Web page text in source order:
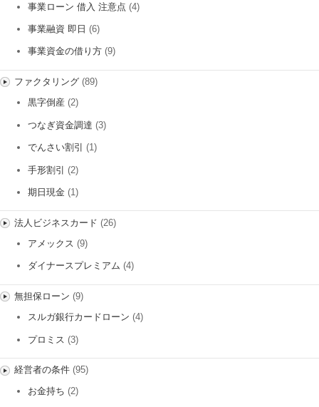
事業ローン 借入 注意点 (4)
事業融資 即日 (6)
事業資金の借り方 (9)
ファクタリング(89)
黒字倒産 (2)
つなぎ資金調達 (3)
でんさい割引 (1)
手形割引 (2)
期日現金 (1)
法人ビジネスカード (26)
アメックス (9)
ダイナースプレミアム (4)
無担保ローン (9)
スルガ銀行カードローン (4)
プロミス (3)
経営者の条件(95)
お金持ち (2)